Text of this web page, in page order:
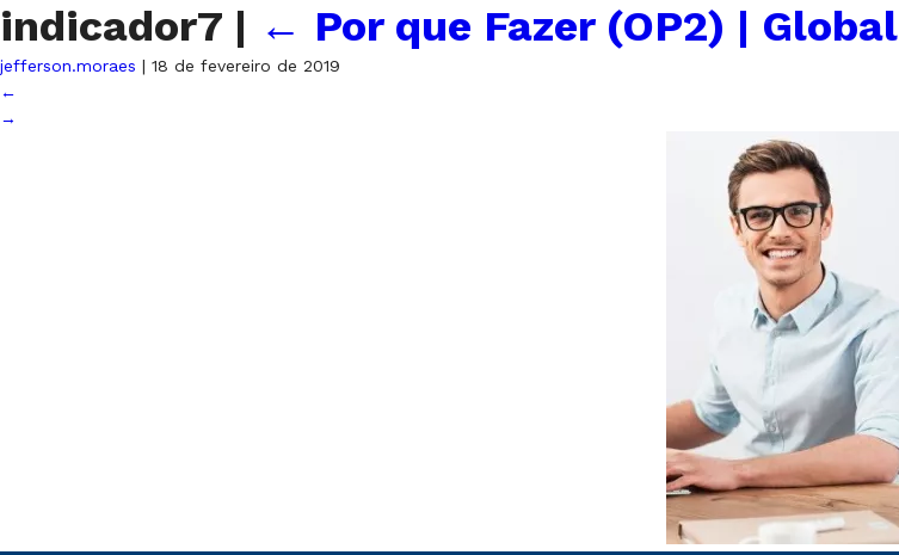
indicador7 | ← Por que Fazer (OP2) | Global
jefferson.moraes | 18 de fevereiro de 2019
←
→